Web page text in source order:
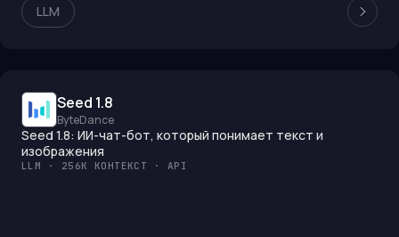
LLM
Seed 1.8
ByteDance
Seed 1.8: ИИ-чат-бот, который понимает текст и
изображения
LLM · 256K КОНТЕКСТ · API